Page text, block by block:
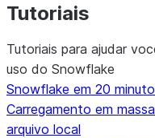
Tutoriais
Tutoriais para ajudar
uso do Snowflake
Snowflake em 20
Carregamento em
arquivo local